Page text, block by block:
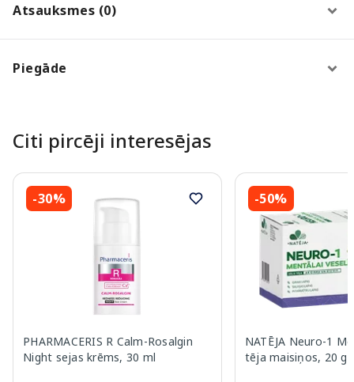
Atsauksmes (0)
Piegāde
Citi pircēji interesējas
-30%
PHARMACERIS R Calm-Rosalgin
Night sejas krēms, 30 ml
-50%
NATĒJA Neuro-1
tēja maisiņos, 20